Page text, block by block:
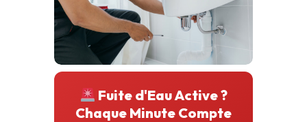
Fuite d'Eau Active ?
Chaque Minute Compte